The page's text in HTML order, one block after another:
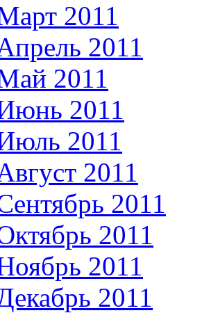
2011
2011
2011
2011
2011
2011
2011
2011
2011
2011